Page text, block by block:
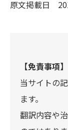
原文掲載日
【免責事項】
当サイトの
ます。
翻訳内容や